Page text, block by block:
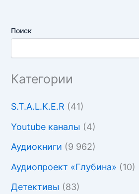
Поиск
Категории
S.T.A.L.K.E.R (41)
Youtube каналы (4)
Аудиокниги (9 962)
Аудиопроект «Глубина» (10)
Детективы (83)